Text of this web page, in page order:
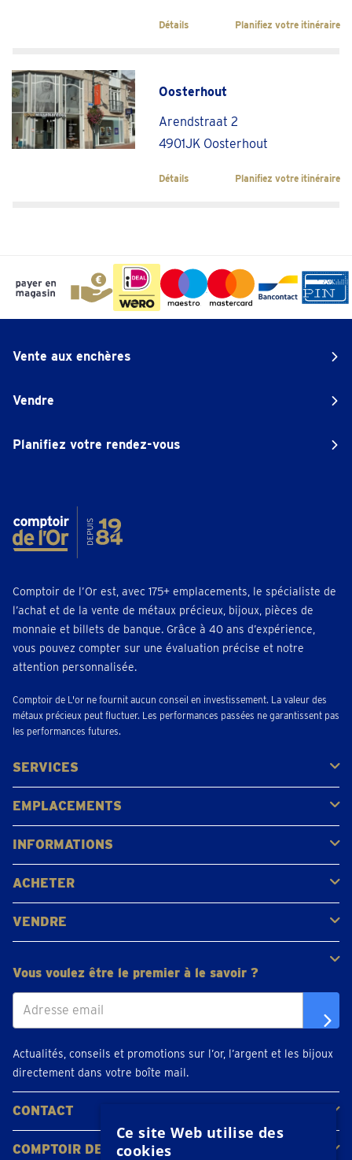
Détails Planifiez votre itinéraire
Oosterhout
Arendstraat 2
4901JK Oosterhout
Détails Planifiez votre itinéraire
Vente aux enchères
Vendre
Planifiez votre rendez-vous
Comptoir de l’Or est, avec 175+ emplacements, le spécialiste de
l’achat et de la vente de métaux précieux, bijoux, pièces de
monnaie et billets de banque. Grâce à 40 ans d’expérience,
vous pouvez compter sur une évaluation précise et notre
attention personnalisée.
Comptoir de L'or ne fournit aucun conseil en investissement. La valeur des
métaux précieux peut fluctuer. Les performances passées ne garantissent pas
les performances futures.
SERVICES
Acheter
Vendre
Vente aux enchères
EMPLACEMENTS
Gerpinnes
Liège
Namur
Waterloo
Woluwe-Saint-Lambert
Voir tous les emplacements
INFORMATIONS
FAQ
Avis clients
ACHETER
Acheter de l'or
Acheter des pièces
Acheter de l'argent
VENDRE
Bijoux en or
Pièces d'or
Lingots d'or
Vous voulez être le premier à le savoir ?
Actualités, conseils et promotions sur l’or, l’argent et les bijoux
directement dans votre boîte mail.
CONTACT
Contacter
Planifiez votre rendez-vous
Emplacements
COMPTOIR DE L'OR
Ce site Web utilise des
cookies